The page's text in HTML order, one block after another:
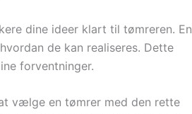
dine ideer klart til tømreren. En
de kan realiseres. Dette
forventninger.
vælge en tømrer med den rette